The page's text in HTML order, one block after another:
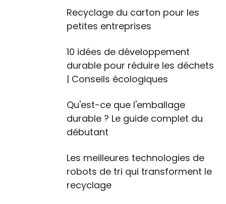
Recyclage du carton pour les
petites entreprises
10 idées de développement
durable pour réduire les déchets
| Conseils écologiques
Qu'est-ce que l'emballage
durable ? Le guide complet du
débutant
Les meilleures technologies de
robots de tri qui transforment le
recyclage